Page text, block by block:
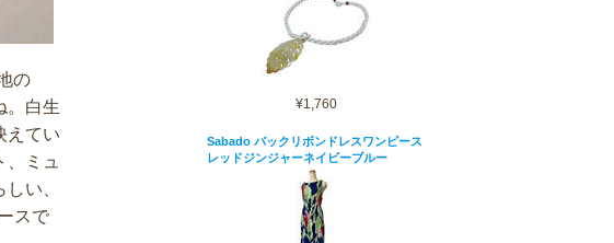
の
。白生
えてい
ミュ
い、
スで
¥1,760
Sabado バックリボンドレスワンピース
レッドジンジャーネイビーブルー